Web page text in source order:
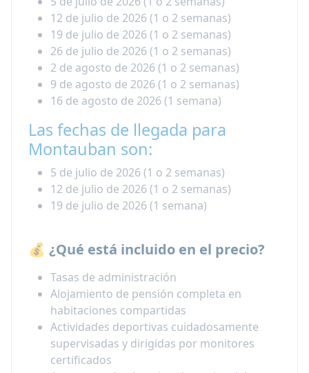
12 de julio de 2026 (1 o 2 semanas)
19 de julio de 2026 (1 o 2 semanas)
26 de julio de 2026 (1 o 2 semanas)
2 de agosto de 2026 (1 o 2 semanas)
9 de agosto de 2026 (1 o 2 semanas)
16 de agosto de 2026 (1 semana)
Las fechas de llegada para
Montauban son:
5 de julio de 2026 (1 o 2 semanas)
12 de julio de 2026 (1 o 2 semanas)
19 de julio de 2026 (1 semana)
💰 ¿Qué está incluido en el precio?
Tasas de administración
Alojamiento de pensión completa en
habitaciones compartidas
Actividades deportivas cuidadosamente
supervisadas y dirigidas por monitores
certificados